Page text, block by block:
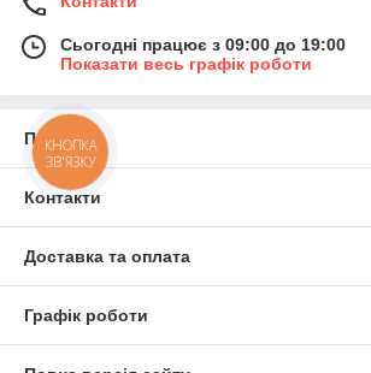
Сьогодні працює з 09:00 до 19:00
Показати весь графік роботи
Про нас
Контакти
Доставка та оплата
Графік роботи
КНОПКА
ЗВ'ЯЗКУ